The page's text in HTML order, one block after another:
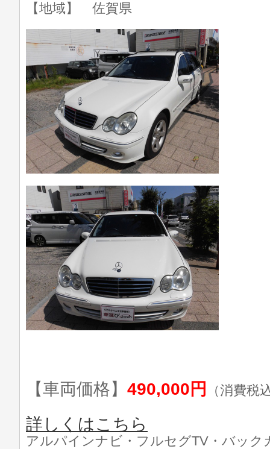
【地域】 佐賀県
【車両価格】 490,000円 （消費税
詳しくはこちら
アルパインナビ・フルセグTV・バック